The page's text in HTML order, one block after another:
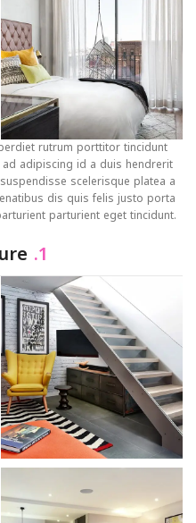
rutrum porttitor tincidunt
adipiscing id a duis hendrerit
scelerisque platea a
dis quis felis justo porta
parturient eget tincidunt.
1.